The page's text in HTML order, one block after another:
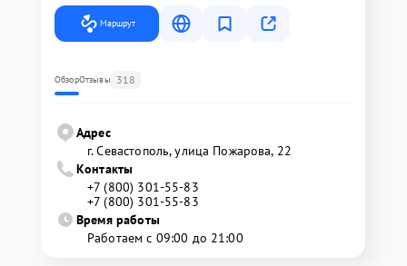
Маршрут
ОбзорОтзывы 318
Адрес
г. Севастополь, улица Пожарова, 22
Контакты
+7 (800) 301-55-83
+7 (800) 301-55-83
Время работы
Работаем с 09:00 до 21:00